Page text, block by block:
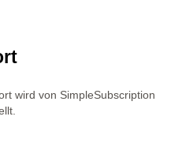
wird von SimpleSubscription